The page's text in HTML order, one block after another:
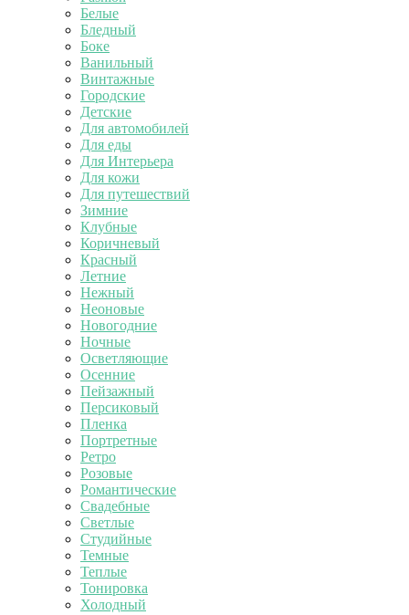
Белые
Бледный
Боке
Ванильный
Винтажные
Городские
Детские
Для автомобилей
Для еды
Для Интерьера
Для кожи
Для путешествий
Зимние
Клубные
Коричневый
Красный
Летние
Нежный
Неоновые
Новогодние
Ночные
Осветляющие
Осенние
Пейзажный
Персиковый
Пленка
Портретные
Ретро
Розовые
Романтические
Свадебные
Светлые
Студийные
Темные
Теплые
Тонировка
Холодный